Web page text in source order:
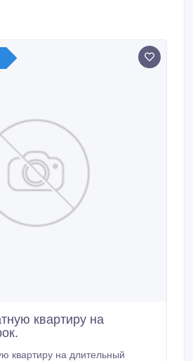
квартиру на
квартиру на длительный